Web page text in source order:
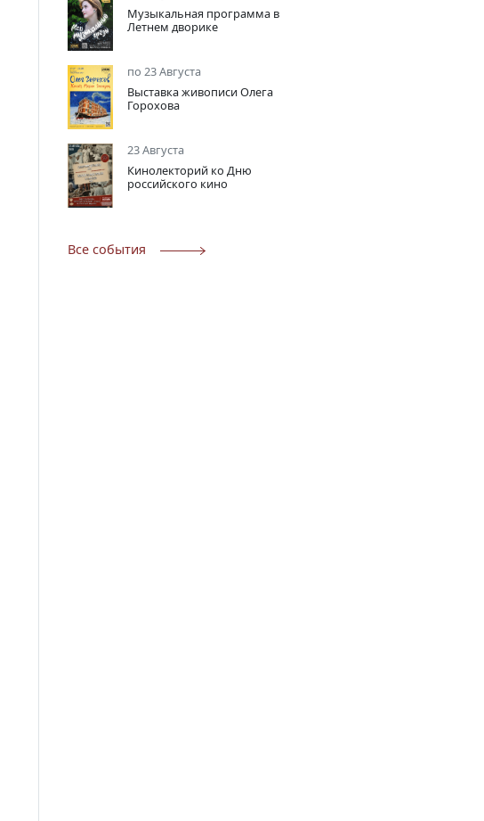
Музыкальная программа в
Летнем дворике
по 23 Августа
Выставка живописи Олега
Горохова
23 Августа
Кинолекторий ко Дню
российского кино
Все события